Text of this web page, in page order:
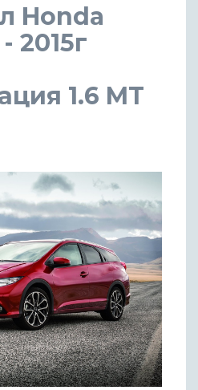
Honda
2015г
1.6 MT